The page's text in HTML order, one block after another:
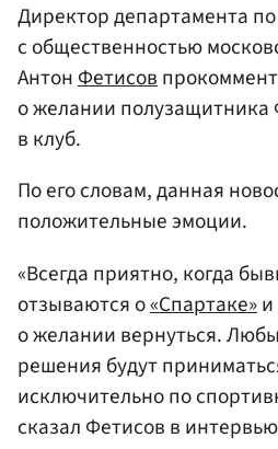
Директор департамента
с общественностью
АнтонФетисов
о желании полузащитника
в клуб.
По его словам, данная
положительные эмоции.
«Всегда приятно, когда
отзываются о«Спартаке»
о желании вернуться.
решения будут
исключительно по
сказал Фетисов в интервью